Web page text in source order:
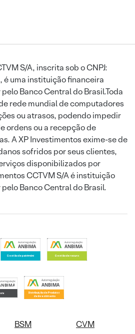
S/A, inscrita sob o CNPJ:
uma instituição financeira
Banco Central do Brasil.Toda
rede mundial de computadores
ou atrasos, podendo impedir
ordens ou a recepção de
A XP Investimentos exime-se de
sofridos por seus clientes,
disponibilizados por
CCTVM S/A é instituição
Banco Central do Brasil.
BSM CVM